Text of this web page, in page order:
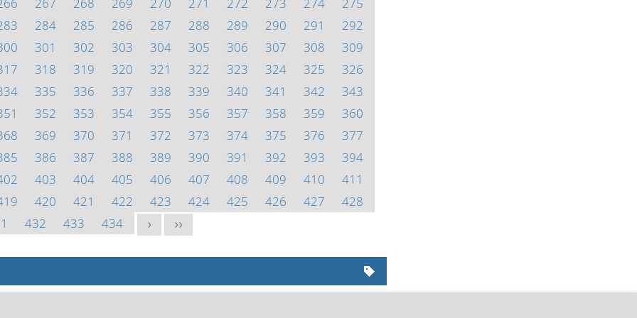
284 285 286 287 288 289 290 291
292
301 302 303 304 305 306 307 308
309
318 319 320 321 322 323 324 325
326
335 336 337 338 339 340 341 342
343
352 353 354 355 356 357 358 359
360
369 370 371 372 373 374 375 376
377
386 387 388 389 390 391 392 393
394
403 404 405 406 407 408 409 410
411
420 421 422 423 424 425 426 427
428
432 433 434 > >>